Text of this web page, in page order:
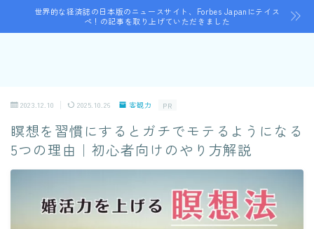
世界的な経済誌の日本版のニュースサイト、Forbes Japanにテイス
ペ！の記事を取り上げていただきました
2023.12.10 2025.10.26 客観力 PR
瞑想を習慣にするとガチでモテるようになる
5つの理由｜初心者向けのやり方解説